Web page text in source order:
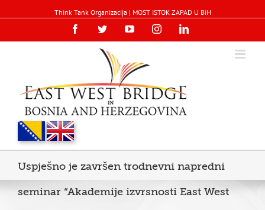
Think Tank Organizacija | MOST ISTOK ZAPAD U BiH
FacebookTwitterYouTubeInstagramLinkedin
Uspješno je završen trodnevni napredni
seminar “Akademije izvrsnosti East West